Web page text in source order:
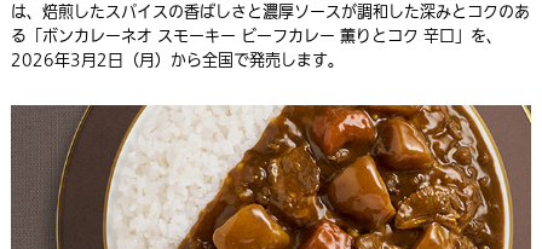
は、焙煎したスパイスの香ばしさと濃厚ソースが調和した深みとコクのあ
る「ボンカレーネオ スモーキー ビーフカレー 薫りとコク 辛口」を、
2026年3月2日（月）から全国で発売します。